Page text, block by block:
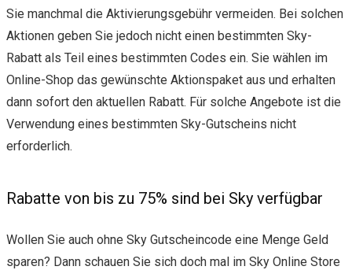
Sie manchmal die Aktivierungsgebühr vermeiden. Bei solchen
Aktionen geben Sie jedoch nicht einen bestimmten Sky-
Rabatt als Teil eines bestimmten Codes ein. Sie wählen im
Online-Shop das gewünschte Aktionspaket aus und erhalten
dann sofort den aktuellen Rabatt. Für solche Angebote ist die
Verwendung eines bestimmten Sky-Gutscheins nicht
erforderlich.
Rabatte von bis zu 75% sind bei Sky verfügbar
Wollen Sie auch ohne Sky Gutscheincode eine Menge Geld
sparen? Dann schauen Sie sich doch mal im Sky Online Store